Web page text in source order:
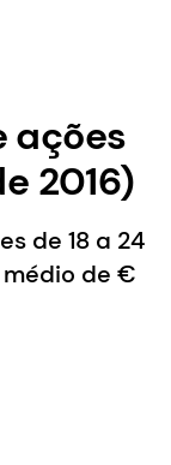
ações
2016)
de 18 a 24
de €